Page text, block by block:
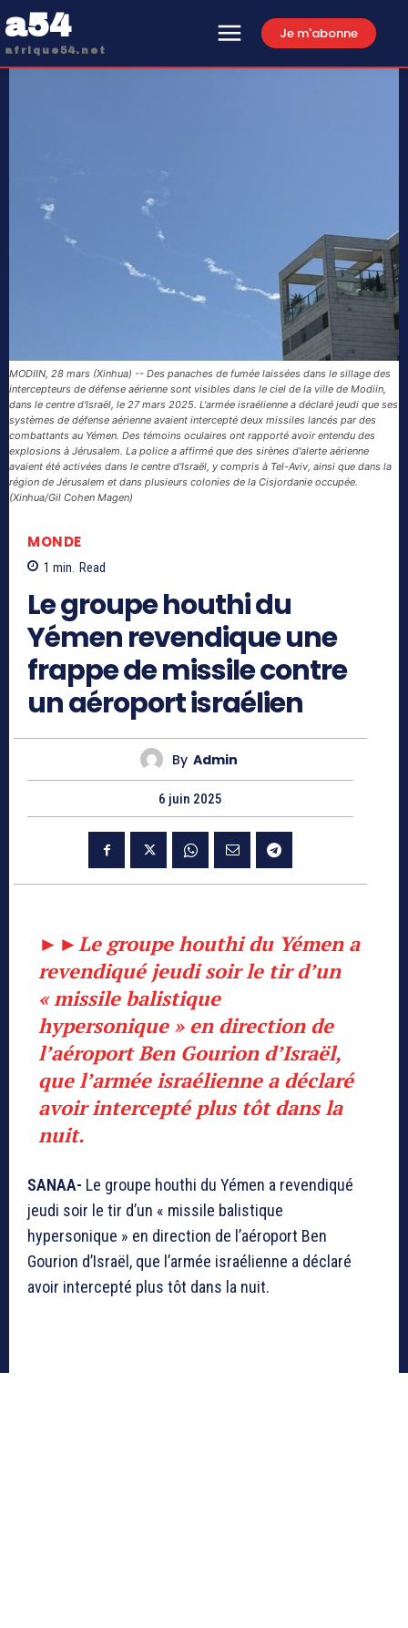
a54
afrique54.net
Je m'abonne
MODIIN, 28 mars (Xinhua) -- Des panaches de fumée laissées dans le sillage des
intercepteurs de défense aérienne sont visibles dans le ciel de la ville de Modiin,
dans le centre d'Israël, le 27 mars 2025. L'armée israélienne a déclaré jeudi que ses
systèmes de défense aérienne avaient intercepté deux missiles lancés par des
combattants au Yémen. Des témoins oculaires ont rapporté avoir entendu des
explosions à Jérusalem. La police a affirmé que des sirènes d'alerte aérienne
avaient été activées dans le centre d'Israël, y compris à Tel-Aviv, ainsi que dans la
région de Jérusalem et dans plusieurs colonies de la Cisjordanie occupée.
(Xinhua/Gil Cohen Magen)
MONDE
1 min. Read
Le groupe houthi du
Yémen revendique une
frappe de missile contre
un aéroport israélien
By Admin
6 juin 2025
►►Le groupe houthi du Yémen a
revendiqué jeudi soir le tir d’un
« missile balistique
hypersonique » en direction de
l’aéroport Ben Gourion d’Israël,
que l’armée israélienne a déclaré
avoir intercepté plus tôt dans la
nuit.
SANAA- Le groupe houthi du Yémen a revendiqué
jeudi soir le tir d’un « missile balistique
hypersonique » en direction de l’aéroport Ben
Gourion d’Israël, que l’armée israélienne a déclaré
avoir intercepté plus tôt dans la nuit.